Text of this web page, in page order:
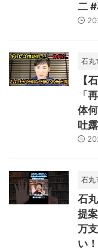
二
石丸
【
「
体
吐
石丸
石
提
万
い！